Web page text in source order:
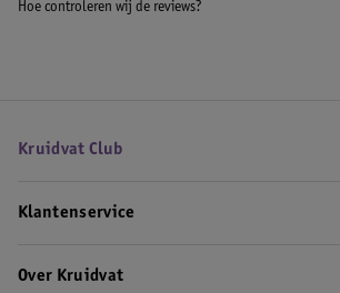
Hoe controleren wij de reviews?
Kruidvat Club
Klantenservice
Over Kruidvat